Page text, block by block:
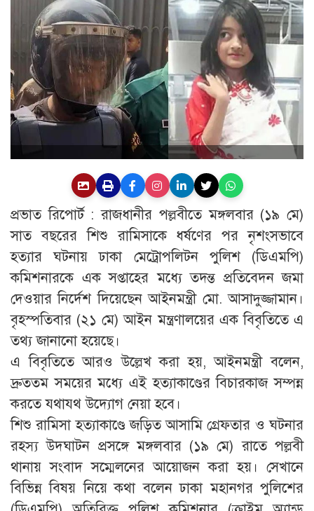
প্রভাত রিপোর্ট : রাজধানীর পল্লবীতে মঙ্গলবার (১৯ মে)
সাত বছরের শিশু রামিসাকে ধর্ষণের পর নৃশংসভাবে
হত্যার ঘটনায় ঢাকা মেট্রোপলিটন পুলিশ (ডিএমপি)
কমিশনারকে এক সপ্তাহের মধ্যে তদন্ত প্রতিবেদন জমা
দেওয়ার নির্দেশ দিয়েছেন আইনমন্ত্রী মো. আসাদুজ্জামান।
বৃহস্পতিবার (২১ মে) আইন মন্ত্রণালয়ের এক বিবৃতিতে এ
তথ্য জানানো হয়েছে।
এ বিবৃতিতে আরও উল্লেখ করা হয়, আইনমন্ত্রী বলেন,
দ্রুততম সময়ের মধ্যে এই হত্যাকাণ্ডের বিচারকাজ সম্পন্ন
করতে যথাযথ উদ্যোগ নেয়া হবে।
শিশু রামিসা হত্যাকাণ্ডে জড়িত আসামি গ্রেফতার ও ঘটনার
রহস্য উদঘাটন প্রসঙ্গে মঙ্গলবার (১৯ মে) রাতে পল্লবী
থানায় সংবাদ সম্মেলনের আয়োজন করা হয়। সেখানে
বিভিন্ন বিষয় নিয়ে কথা বলেন ঢাকা মহানগর পুলিশের